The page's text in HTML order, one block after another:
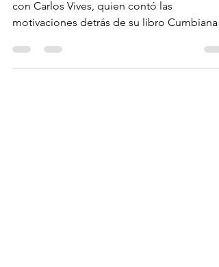
Juancho Valencia moderó la conversación
con Carlos Vives, quien contó las
motivaciones detrás de su libro Cumbiana